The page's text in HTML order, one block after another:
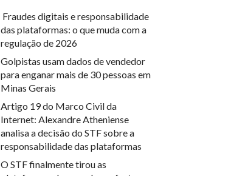
Fraudes digitais e responsabilidade
das plataformas: o que muda com a
regulação de 2026
Golpistas usam dados de vendedor
para enganar mais de 30 pessoas em
Minas Gerais
Artigo 19 do Marco Civil da
Internet: Alexandre Atheniense
analisa a decisão do STF sobre a
responsabilidade das plataformas
O STF finalmente tirou as